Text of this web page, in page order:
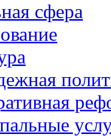
сфера